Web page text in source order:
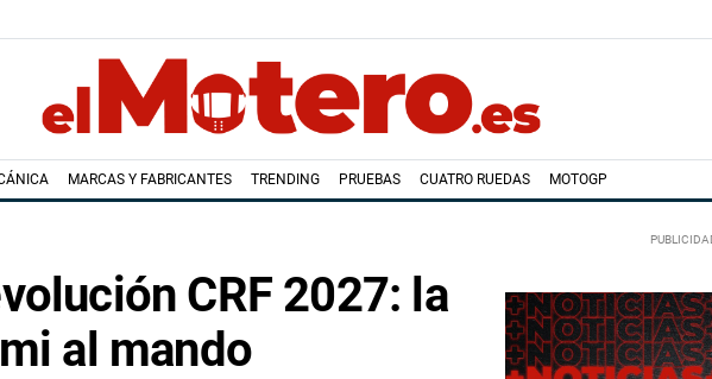
MARCAS Y FABRICANTES TRENDING PRUEBAS CUATRO RUEDAS MOTOGP
CRF 2027: la
al mando